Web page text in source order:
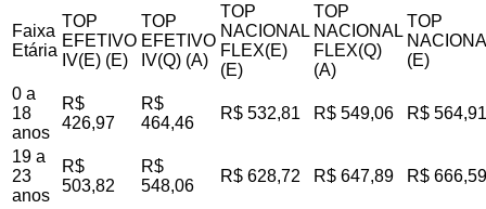
Faixa
Etária
TOP
EFETIVO
IV(E) (E)
TOP
EFETIVO
IV(Q) (A)
TOP
NACIONAL
FLEX(E)
(E)
TOP
NACIONAL
FLEX(Q)
(A)
TOP
(E)
0 a
18
anos
R$
426,97
R$
464,46
R$ 532,81 R$ 549,06 R$ 564,91
19 a
23
anos
R$
503,82
R$
548,06
R$ 628,72 R$ 647,89 R$ 666,59